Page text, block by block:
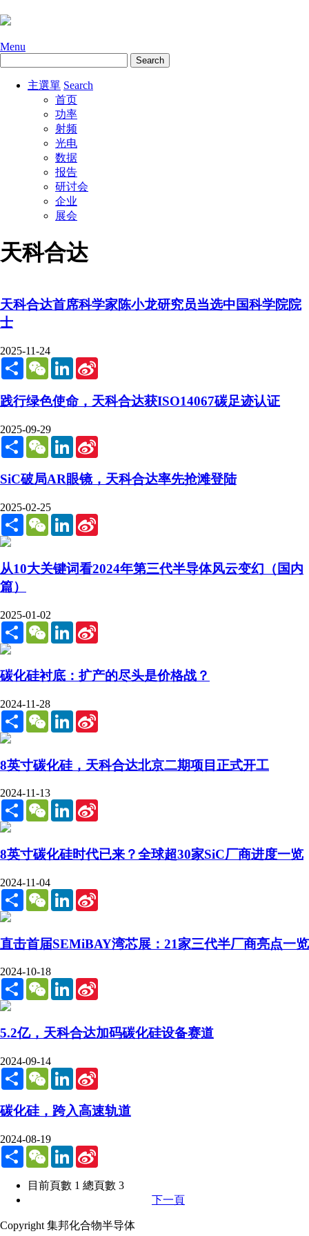
Menu
主選單 Search
首页
功率
射频
光电
数据
报告
研讨会
企业
展会
天科合达
天科合达首席科学家陈小龙研究员当选中国科学院院
士
2025-11-24
Share WeChatLinkedIn
践行绿色使命，天科合达获ISO14067碳足迹认证
2025-09-29
Share WeChatLinkedIn
SiC破局AR眼镜，天科合达率先抢滩登陆
2025-02-25
Share WeChatLinkedIn
从10大关键词看2024年第三代半导体风云变幻（国内
篇）
2025-01-02
Share WeChatLinkedIn
碳化硅衬底：扩产的尽头是价格战？
2024-11-28
Share WeChatLinkedIn
8英寸碳化硅，天科合达北京二期项目正式开工
2024-11-13
Share WeChatLinkedIn
8英寸碳化硅时代已来？全球超30家SiC厂商进度一览
2024-11-04
Share WeChatLinkedIn
直击首届SEMiBAY湾芯展：21家三代半厂商亮点一览
2024-10-18
Share WeChatLinkedIn
5.2亿，天科合达加码碳化硅设备赛道
2024-09-14
Share WeChatLinkedIn
碳化硅，跨入高速轨道
2024-08-19
Share WeChatLinkedIn
目前頁數 1 總頁數 3
下一頁
Copyright 集邦化合物半导体